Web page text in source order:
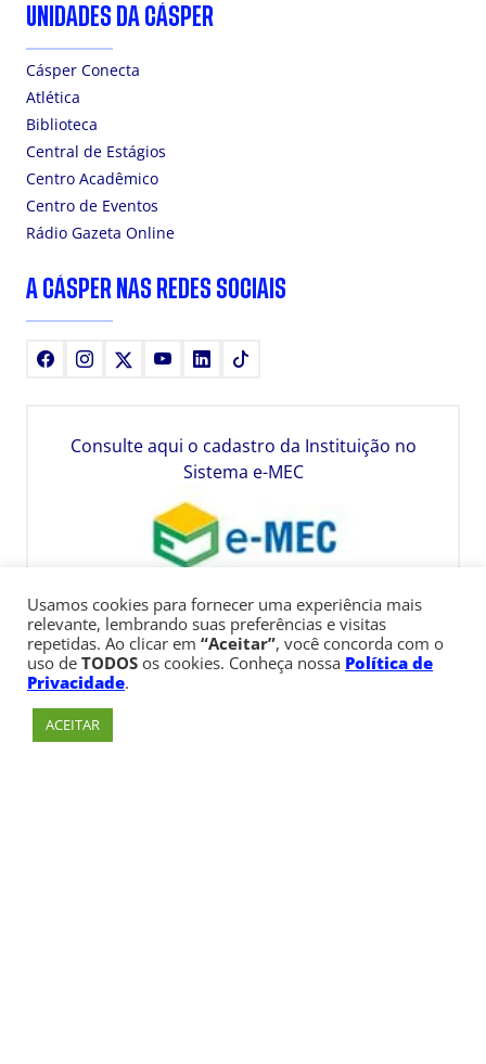
UNIDADES DA CÁSPER
Cásper Conecta
Atlética
Biblioteca
Central de Estágios
Centro Acadêmico
Centro de Eventos
Rádio Gazeta Online
A CÁSPER NAS REDES SOCIAIS
FacebookInstagram YoutubeLinkedIn
Consulte aqui o cadastro da Instituição no
Sistema e-MEC
Usamos cookies para fornecer uma experiência mais
relevante, lembrando suas preferências e visitas
repetidas. Ao clicar em “Aceitar”, você concorda com o
uso de TODOS os cookies. Conheça nossa Política de
Privacidade.
ACEITAR